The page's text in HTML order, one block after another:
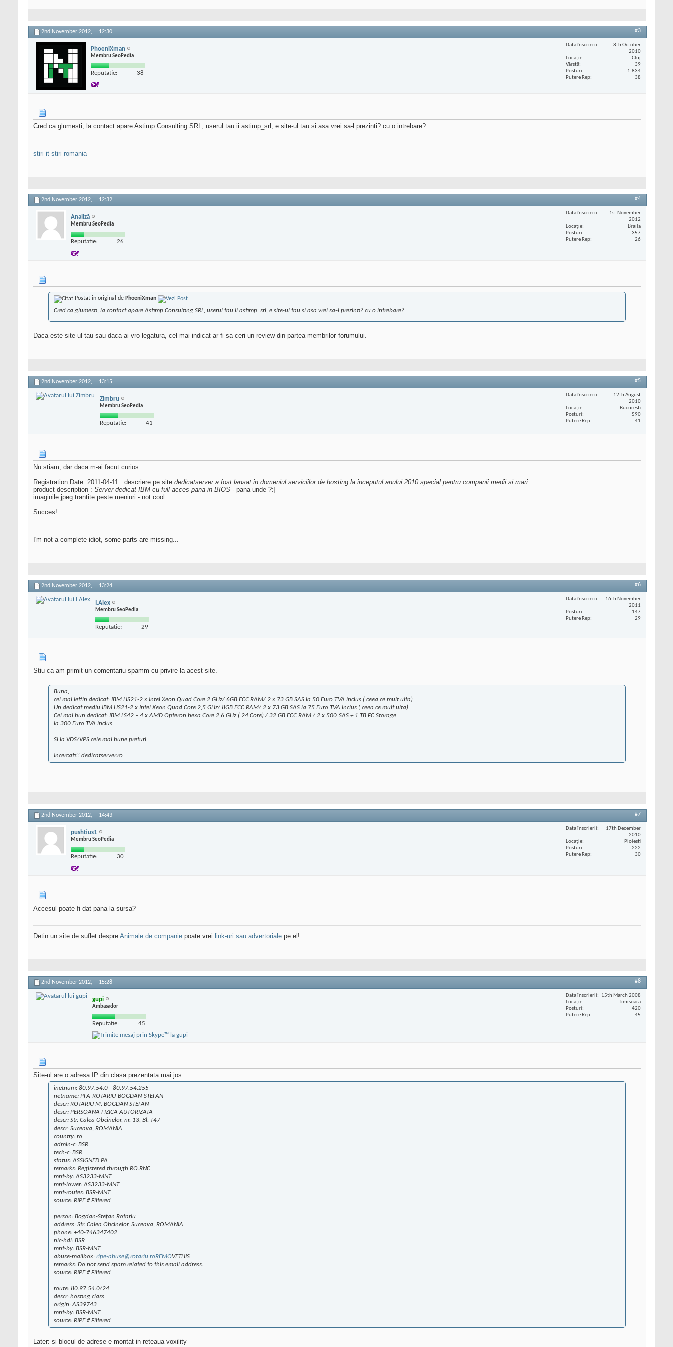
2nd November 2012, 12:30 #3
PhoeniXman
Membru SeoPedia
Reputatie: 38
Data înscrierii
8th October
2010
Locaţie
Cluj
Vârstă
39
Posturi
1.834
Putere Rep
38
Cred ca glumesti, la contact apare Astimp Consulting SRL, userul tau ii astimp_srl, e site-ul tau si asa vrei sa-l prezinti? cu o intrebare?
stiri it stiri romania
2nd November 2012, 12:32 #4
Analiză
Membru SeoPedia
Reputatie: 26
Data înscrierii
1st November
2012
Locaţie
Braila
Posturi
357
Putere Rep
26
Postat în original de PhoeniXman
Cred ca glumesti, la contact apare Astimp Consulting SRL, userul tau ii astimp_srl, e site-ul tau si asa vrei sa-l prezinti? cu o intrebare?
Daca este site-ul tau sau daca ai vro legatura, cel mai indicat ar fi sa ceri un review din partea membrilor forumului.
2nd November 2012, 13:15 #5
Zimbru
Membru SeoPedia
Reputatie: 41
Data înscrierii
12th August
2010
Locaţie
Bucuresti
Posturi
590
Putere Rep
41
Nu stiam, dar daca m-ai facut curios ..
Registration Date: 2011-04-11 : descriere pe site dedicatserver a fost lansat in domeniul serviciilor de hosting la inceputul anului 2010 special pentru companii medii si mari.
product description : Server dedicat IBM cu full acces pana in BIOS - pana unde ?:]
imaginile jpeg trantite peste meniuri - not cool.
Succes!
I'm not a complete idiot, some parts are missing...
2nd November 2012, 13:24 #6
I.Alex
Membru SeoPedia
Reputatie: 29
Data înscrierii
16th November
2011
Posturi
147
Putere Rep
29
Stiu ca am primit un comentariu spamm cu privire la acest site.
Buna,
cel mai ieftin dedicat: IBM HS21-2 x Intel Xeon Quad Core 2 GHz/ 6GB ECC RAM/ 2 x 73 GB SAS la 50 Euro TVA inclus ( ceea ce mult uita)
Un dedicat mediu:IBM HS21-2 x Intel Xeon Quad Core 2,5 GHz/ 8GB ECC RAM/ 2 x 73 GB SAS la 75 Euro TVA inclus ( ceea ce mult uita)
Cel mai bun dedicat: IBM LS42 – 4 x AMD Opteron hexa Core 2,6 GHz ( 24 Core) / 32 GB ECC RAM / 2 x 500 SAS + 1 TB FC Storage
la 300 Euro TVA inclus
Si la VDS/VPS cele mai bune preturi.
Incercati!! dedicatserver.ro
2nd November 2012, 14:43 #7
pushtius1
Membru SeoPedia
Reputatie: 30
Data înscrierii
17th December
2010
Locaţie
Ploiesti
Posturi
222
Putere Rep
30
Accesul poate fi dat pana la sursa?
Detin un site de suflet despre Animale de companie poate vrei link-uri sau advertoriale pe el!
2nd November 2012, 15:28 #8
gupi
Ambasador
Reputatie: 45
Data înscrierii
15th March 2008
Locaţie
Timisoara
Posturi
420
Putere Rep
45
Site-ul are o adresa IP din clasa prezentata mai jos.
inetnum: 80.97.54.0 - 80.97.54.255
netname: PFA-ROTARIU-BOGDAN-STEFAN
descr: ROTARIU M. BOGDAN STEFAN
descr: PERSOANA FIZICA AUTORIZATA
descr: Str. Calea Obcinelor, nr. 13, Bl. T47
descr: Suceava, ROMANIA
country: ro
admin-c: BSR
tech-c: BSR
status: ASSIGNED PA
remarks: Registered through RO.RNC
mnt-by: AS3233-MNT
mnt-lower: AS3233-MNT
mnt-routes: BSR-MNT
source: RIPE # Filtered
person: Bogdan-Stefan Rotariu
address: Str. Calea Obcinelor, Suceava, ROMANIA
phone: +40-746347402
nic-hdl: BSR
mnt-by: BSR-MNT
abuse-mailbox: ripe-abuse@rotariu.roREMOVETHIS
remarks: Do not send spam related to this email address.
source: RIPE # Filtered
route: 80.97.54.0/24
descr: hosting class
origin: AS39743
mnt-by: BSR-MNT
source: RIPE # Filtered
Later: si blocul de adrese e montat in reteaua voxility